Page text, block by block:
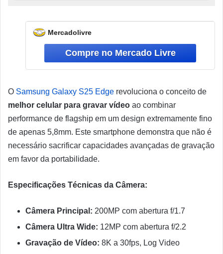
Mercadolivre
O Samsung Galaxy S25 Edge revoluciona o conceito de
melhor celular para gravar vídeo ao combinar
performance de flagship em um design extremamente fino
de apenas 5,8mm. Este smartphone demonstra que não é
necessário sacrificar capacidades avançadas de gravação
em favor da portabilidade.
Especificações Técnicas da Câmera:
Câmera Principal: 200MP com abertura f/1.7
Câmera Ultra Wide: 12MP com abertura f/2.2
Gravação de Vídeo: 8K a 30fps, Log Video